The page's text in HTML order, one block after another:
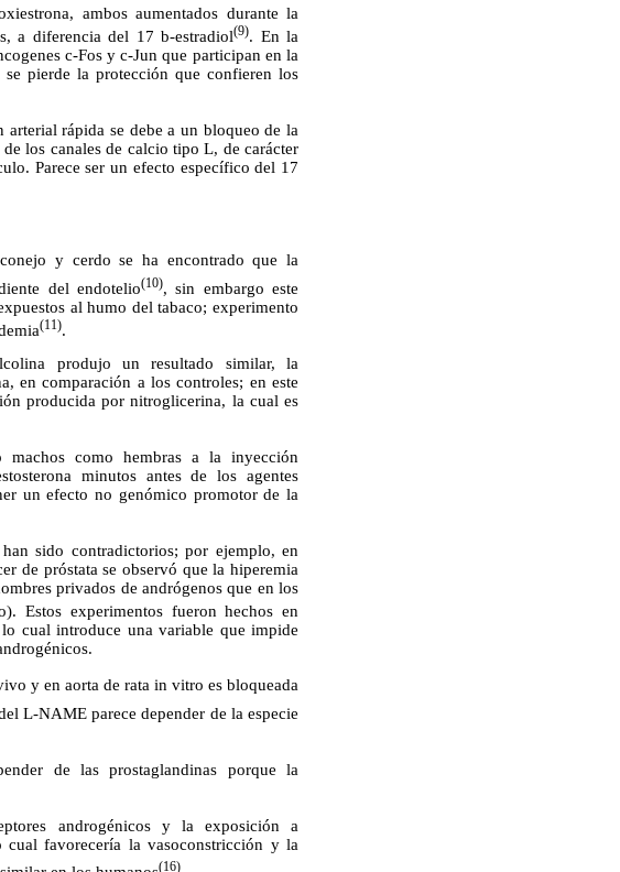
ambos aumentados durante la
a diferencia del 17 b-estradiol(9). En la
c-Fos y c-Jun que participan en la
pierde la protección que confieren los
rápida se debe a un bloqueo de la
los canales de calcio tipo L, de carácter
Parece ser un efecto específico del 17
y cerdo se ha encontrado que la
del endotelio(10), sin embargo este
al humo del tabaco; experimento
(11).
produjo un resultado similar, la
en comparación a los controles; en este
producida por nitroglicerina, la cual es
como hembras a la inyección
minutos antes de los agentes
un efecto no genómico promotor de la
sido contradictorios; por ejemplo, en
de próstata se observó que la hiperemia
privados de andrógenos que en los
Estos experimentos fueron hechos en
cual introduce una variable que impide
y en aorta de rata in vitro es bloqueada
L-NAME parece depender de la especie
de las prostaglandinas porque la
androgénicos y la exposición a
cual favorecería la vasoconstricción y la
(16)